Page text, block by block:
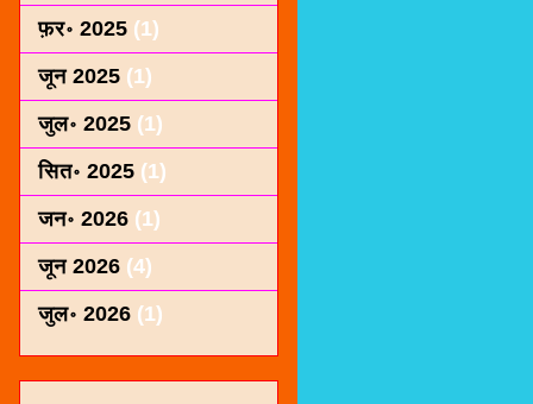
फ़र॰ 2025 (1)
जून 2025 (1)
जुल॰ 2025 (1)
सित॰ 2025 (1)
जन॰ 2026 (1)
जून 2026 (4)
जुल॰ 2026 (1)